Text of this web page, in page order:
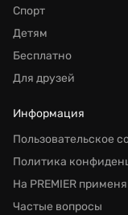
Спорт
Детям
Бесплатно
Для друзей
Информация
Пользовательское
Политика
На PREMIER
Частые вопросы